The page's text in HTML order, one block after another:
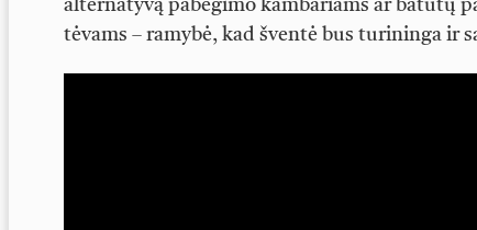
alternatyvą pabėgimo kambariams ar batutų
tėvams – ramybė, kad šventė bus turininga ir